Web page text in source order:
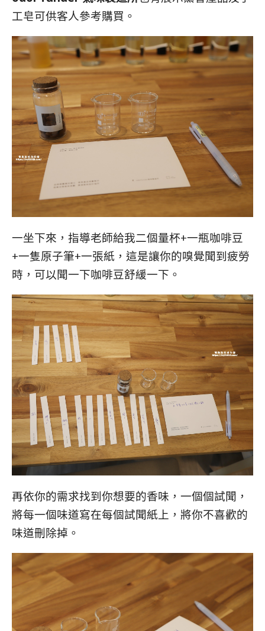
工皂可供客人參考購買。
一坐下來，指導老師給我二個量杯+一瓶咖啡豆
+一隻原子筆+一張紙，這是讓你的嗅覺聞到疲勞
時，可以聞一下咖啡豆舒緩一下。
再依你的需求找到你想要的香味，一個個試聞，
將每一個味道寫在每個試聞紙上，將你不喜歡的
味道刪除掉。